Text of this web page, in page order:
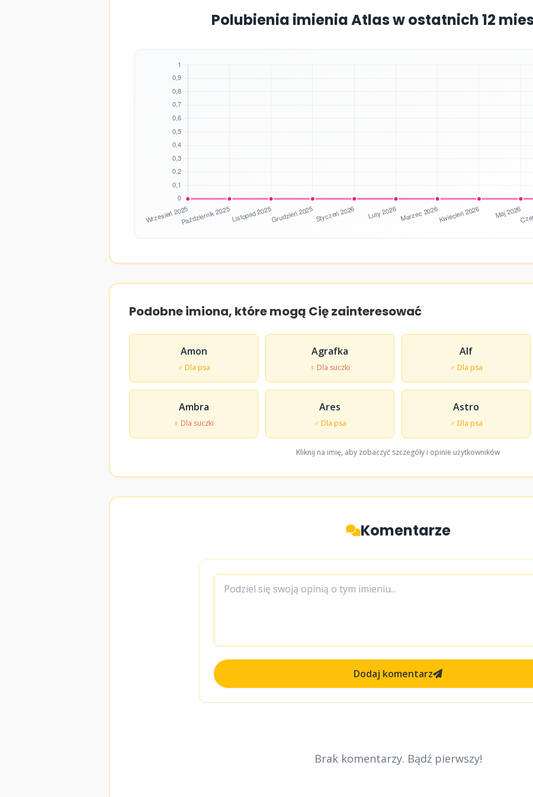
Polubienia imienia Atlas w ostatnich 12
Podobne imiona, które mogą Cię zainteresować
Amon
♂ Dla psa
Agrafka
♀ Dla suczki
Alf
♂ Dla psa
Ambra
♀ Dla suczki
Ares
♂ Dla psa
Astro
♂ Dla psa
Kliknij na imię, aby zobaczyć szczegóły i opinie użytkowników
Komentarze
Dodaj komentarz
Brak komentarzy. Bądź pierwszy!